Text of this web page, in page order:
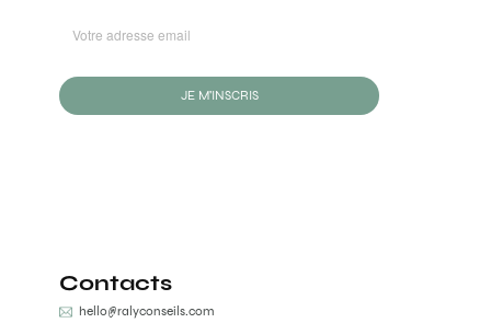
JE M'INSCRIS
Contacts
hello@ralyconseils.com